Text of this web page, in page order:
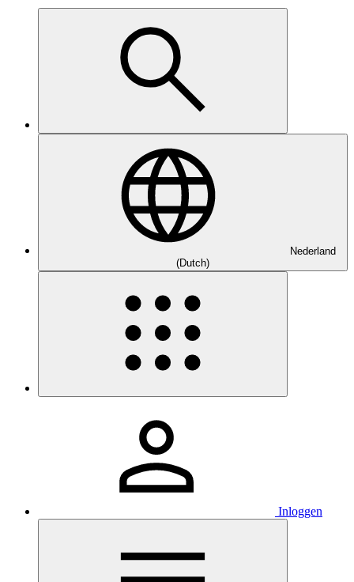
Nederland
(Dutch)
Inloggen